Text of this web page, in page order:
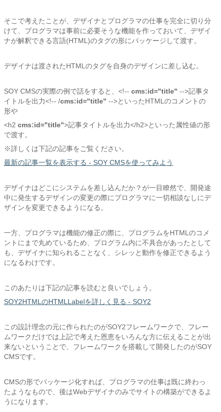
そこで考えたことが、デザイナとプログラマの仕事を完全に切り分
けて、プログラマは事前に必要そうな機能を作っておいて、デザイ
ナが解釈できる言語(HTML)のタグの形にパッケージして渡す。
デザイナは渡されたHTMLのタグを自身のデザインに差し込む。
SOY CMSの実際の例で話をすると、<!-- cms:id="title" -->記事タ
イトルを出力<!-- /cms:id="title" -->といったHTMLのコメントの
形や
<h2 cms:id="title">記事タイトルを出力</h2>といった属性値の形
で渡す。
※詳しくは下記の記事をご覧ください。
最新の記事一覧を表示する - SOY CMSを使ってみよう
デザイナはどこにシステムを差し込んだか？が一目瞭然で、開発途
中に発生するデザインの変更の際にプログラマに一切相談なしにデ
ザインを変更できるようになる。
一方、プログラマは機能の修正の際に、プログラムをHTMLのコメ
ントにまで丸めているため、プログラム内に不具合があったとして
も、デザイナに知られることなく、シレッと動作を修正できるよう
になるわけです。
このあたりは下記の記事を読むと良いでしょう。
SOY2HTMLのHTMLLabelを詳しく見る - SOY2
この設計理念の元に作られたのがSOY2フレームワークで、フレー
ムワークだけでは上記で考えた恩恵をいろんな方に伝えることが出
来ないということで、フレームワークを搭載して開発したのがSOY
CMSです。
CMSの形でパッケージ化すれば、プログラマの仕事は既に終わっ
たようなもので、後はWebデザイナのみでサイトの構築ができるよ
うになります。